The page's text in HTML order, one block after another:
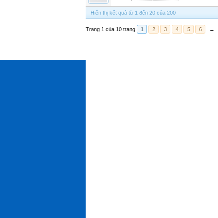
Hiển thị kết quả từ 1 đến 20 của 200
Trang 1 của 10 trang 1 2 3 4 5 6 →